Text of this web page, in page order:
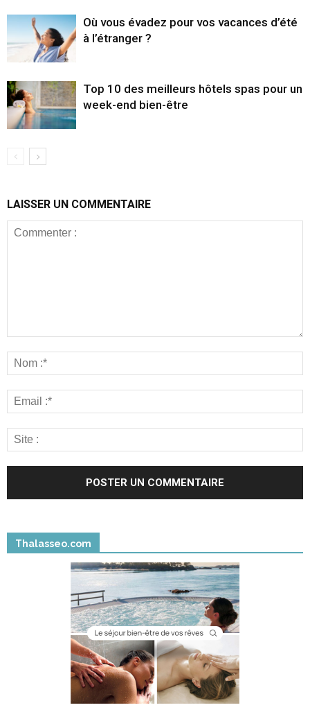
Où vous évadez pour vos vacances d’été
à l’étranger ?
Top 10 des meilleurs hôtels spas pour un
week-end bien-être
LAISSER UN COMMENTAIRE
Thalasseo.com